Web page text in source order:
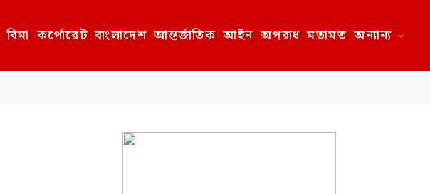
বিমা কর্পোরেট বাংলাদেশ আন্তর্জাতিক আইন অপরাধ মতামত অন্যান্য